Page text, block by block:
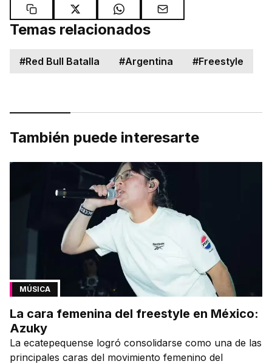
Temas relacionados
#Red Bull Batalla #Argentina #Freestyle
También puede interesarte
MÚSICA
La cara femenina del freestyle en México:
Azuky
La ecatepequense logró consolidarse como una de las
principales caras del movimiento femenino del